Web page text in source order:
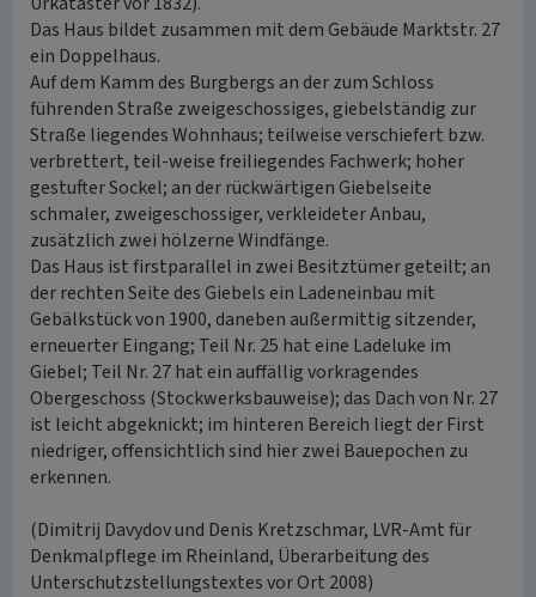
Das Haus bildet zusammen mit dem Gebäude Marktstr. 27
ein Doppelhaus.
Auf dem Kamm des Burgbergs an der zum Schloss
führenden Straße zweigeschossiges, giebelständig zur
Straße liegendes Wohnhaus; teilweise verschiefert bzw.
verbrettert, teil-weise freiliegendes Fachwerk; hoher
gestufter Sockel; an der rückwärtigen Giebelseite
schmaler, zweigeschossiger, verkleideter Anbau,
zusätzlich zwei hölzerne Windfänge.
Das Haus ist firstparallel in zwei Besitztümer geteilt; an
der rechten Seite des Giebels ein Ladeneinbau mit
Gebälkstück von 1900, daneben außermittig sitzender,
erneuerter Eingang; Teil Nr. 25 hat eine Ladeluke im
Giebel; Teil Nr. 27 hat ein auffällig vorkragendes
Obergeschoss (Stockwerksbauweise); das Dach von Nr. 27
ist leicht abgeknickt; im hinteren Bereich liegt der First
niedriger, offensichtlich sind hier zwei Bauepochen zu
erkennen.
(Dimitrij Davydov und Denis Kretzschmar, LVR-Amt für
Denkmalpflege im Rheinland, Überarbeitung des
Unterschutzstellungstextes vor Ort 2008)